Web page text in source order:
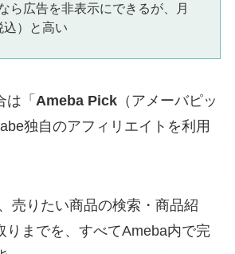
ら広告を非表示にできるが、月
込）と高い
は「 Ameba Pick（アメーバピッ
独自のアフィリエイトを利用
売りたい商品の検索・商品紹
りまでを、すべてAmeba内で完